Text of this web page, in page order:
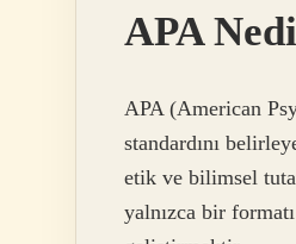
APA
APA (American
standardını
etik ve bilimsel
yalnızca bir